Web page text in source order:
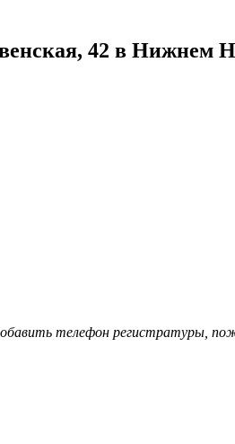
42 в Нижнем
телефон регистратуры,